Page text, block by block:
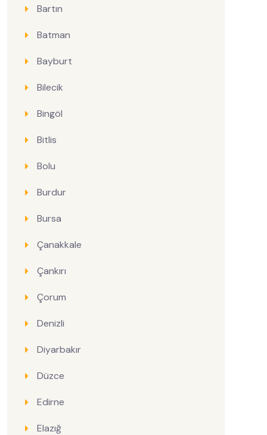
Bartın
Batman
Bayburt
Bilecik
Bingöl
Bitlis
Bolu
Burdur
Bursa
Çanakkale
Çankırı
Çorum
Denizli
Diyarbakır
Düzce
Edirne
Elazığ